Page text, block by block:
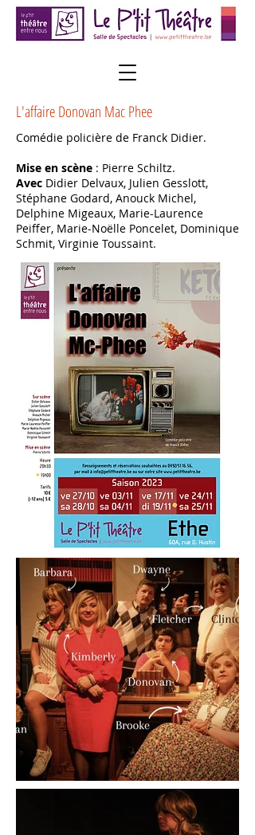
L'affaire Donovan Mac Phee
Comédie policière de Franck Didier.
Mise en scène : Pierre Schiltz.
Avec Didier Delvaux, Julien Gesslott,
Stéphane Godard, Anouck Michel,
Delphine Migeaux, Marie-Laurence
Peiffer, Marie-Noëlle Poncelet, Dominique
Schmit, Virginie Toussaint.